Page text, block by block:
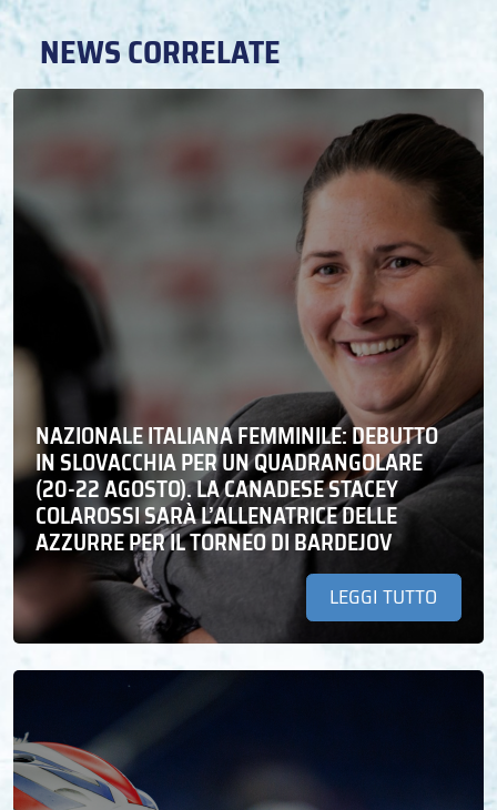
NEWS CORRELATE
NAZIONALE ITALIANA FEMMINILE: DEBUTTO
IN SLOVACCHIA PER UN QUADRANGOLARE
(20-22 AGOSTO). LA CANADESE STACEY
COLAROSSI SARÀ L’ALLENATRICE DELLE
AZZURRE PER IL TORNEO DI BARDEJOV
LEGGI TUTTO